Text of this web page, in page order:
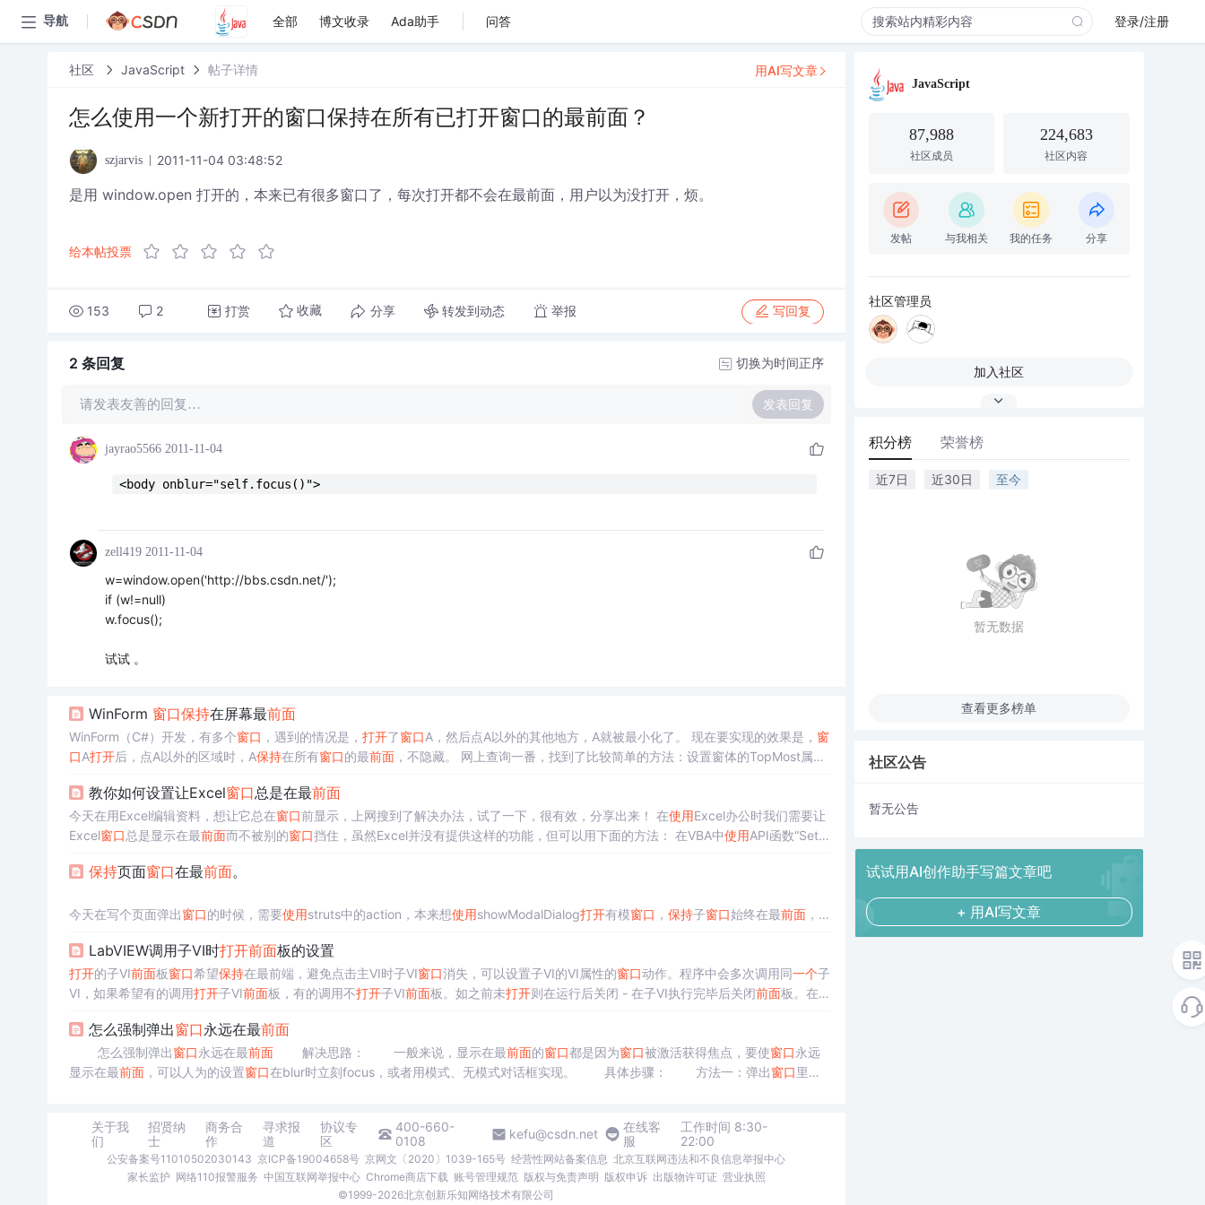
导航 全部 博文收录 Ada助手 问答 登录/注册
社区 JavaScript 帖子详情
怎么使用一个新打开的窗口保持在所有已打开窗口的最前面？
szjarvis 2011-11-04 03:48:52
是用 window.open 打开的，本来已有很多窗口了，每次打开都不会在最前面，用户以为没打开，烦。
给本帖投票
153 2 打赏 收藏 分享 转发到动态 举报 写回复
用AI写文章
2 条回复 切换为时间正序
请发表友善的回复… 发表回复
jayrao5566 2011-11-04
<body onblur="self.focus()">
zell419 2011-11-04
w=window.open('http://bbs.csdn.net/');
if (w!=null)
w.focus();
试试 。
WinForm 窗口保持在屏幕最前面
WinForm（C#）开发，有多个窗口 ，遇到的情况是， 打开了窗口 A，然后点A以外的其他地方，A就被最小化了。 现在要实现的效果是， 窗
口A打开后，点A以外的区域时，A保持在所有窗口的最前面，不隐藏。 网上查询一番，找到了比较简单的方法：设置窗体的TopMost属性
教你如何设置让Excel窗口总是在最前面
今天在用Excel编辑资料，想让它总在窗口前显示，上网搜到了解决办法，试了一下，很有效，分享出来！ 在使用Excel办公时我们需要让
Excel窗口总是显示在最前面而不被别的窗口挡住，虽然Excel并没有提供这样的功能，但可以用下面的方法： 在VBA中使用API函数“SetW
保持页面窗口在最前面。
今天在写个页面弹出窗口的时候，需要使用struts中的action，本来想使用showModalDialog打开有模窗口 ， 保持子窗口始终在最前面，发
网络一搜还得感谢“yjavaeye上的”这位“FengShen_Xia
”朋友。
测试成功：
LabVIEW调用子VI时打开前面板的设置
打开的子VI前面板窗口希望保持在最前端，避免点击主VI时子VI窗口消失，可以设置子VI的VI属性的窗口动作。程序中会多次调用同一个子
VI，如果希望有的调用打开子VI前面板，有的调用不打开子VI前面板。如之前未打开则在运行后关闭 - 在子VI执行完毕后关闭前面板。在L
同，可以通过修改子VI的。打开前面板 - 当子VI加载到内存中时
怎么强制弹出窗口永远在最前面
怎么强制弹出窗口永远在最前面解决思路： 一般来说，显示在最前面的窗口都是因为窗口被激活获得焦点，要使窗口永远
显示在最前面，可以人为的设置窗口在blur时立刻focus，或者用模式、无模式对话框实现。 具体步骤： 方法一：弹出窗口里加
关于我
们
招贤纳
士
商务合
作
寻求报
道
协议专
区
400-660-
0108
kefu@csdn.net
在线客
服
工作时间 8:30-
22:00
公安备案号11010502030143 京ICP备19004658号 京网文〔2020〕1039-165号 经营性网站备案信息 北京互联网违法和不良信息举报中心
家长监护 网络110报警服务 中国互联网举报中心 Chrome商店下载 账号管理规范 版权与免责声明 版权申诉 出版物许可证 营业执照
©1999-2026北京创新乐知网络技术有限公司
JavaScript
87,988
社区成员
224,683
社区内容
发帖 与我相关 我的任务 分享
社区管理员
加入社区
积分榜 荣誉榜
近7日 近30日 至今
暂无数据
查看更多榜单
社区公告
暂无公告
试试用AI创作助手写篇文章吧
+ 用AI写文章